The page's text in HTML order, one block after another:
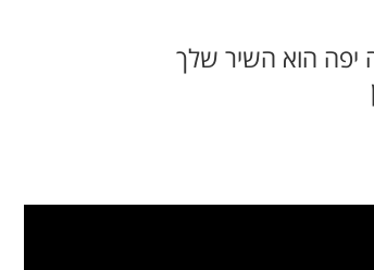
יפה הוא השיר שלך